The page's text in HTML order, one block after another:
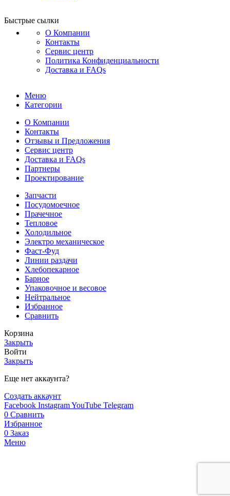
Быстрые сылки
О Компании
Контакты
Сервис центр
Политика Конфиденциальности
Доставка и FAQs
Меню
Категории
О Компании
Контакты
Отзывы и Предложения
Сервис центр
Доставка и FAQs
Партнеры
Проектирование
Запчасти
Посудомоечное
Прачечное
Тепловое
Холодильное
Электро механическое
Фаст-Фуд
Линии раздачи
Хлебопекарное
Барное
Упаковочное и весовое
Нейтральное
Избранное
Сравнить
Корзина
Закрыть
Войти
Закрыть
Еще нет аккаунта?
Создать аккаунт
Facebook InstagramYouTube Telegram
0 Сравнить
Избранное
0 Заказ
Меню